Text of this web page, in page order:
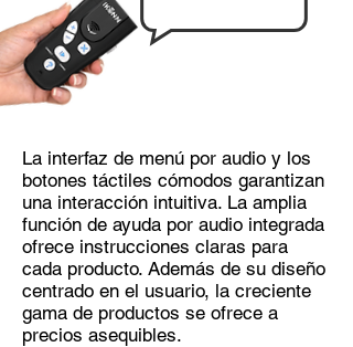
La interfaz de menú por audio y los
botones táctiles cómodos garantizan
una interacción intuitiva. La amplia
función de ayuda por audio integrada
ofrece instrucciones claras para
cada producto. Además de su diseño
centrado en el usuario, la creciente
gama de productos se ofrece a
precios asequibles.